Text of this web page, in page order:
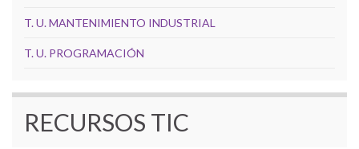
T. U. MANTENIMIENTO INDUSTRIAL
T. U. PROGRAMACIÓN
RECURSOS TIC